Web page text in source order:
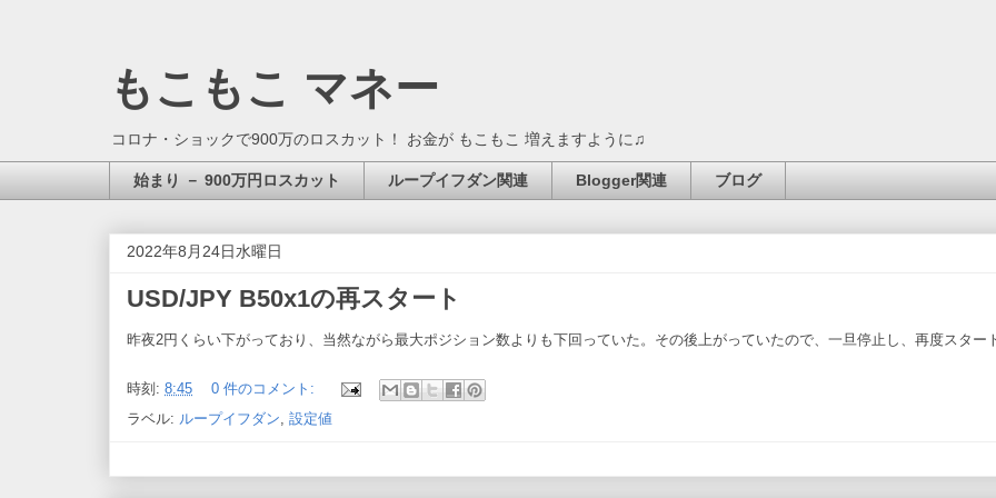
もこもこ マネー
コロナ・ショックで900万のロスカット！ お金が もこもこ 増えますように♫
始まり － 900万円ロスカット ループイフダン関連 Blogger関連 ブログ
2022年8月24日水曜日
USD/JPY B50x1の再スタート
昨夜2円くらい下がっており、当然ながら最大ポジション数よりも下回っていた。その後上がっていたので、一旦停止し、再度スター
時刻: 8:45
0 件のコメント:
ラベル: ループイフダン 設定値